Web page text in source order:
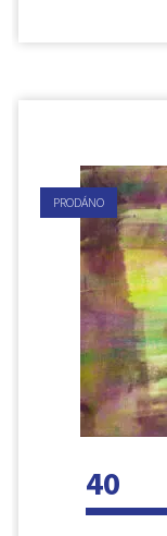
PRODÁNO
40